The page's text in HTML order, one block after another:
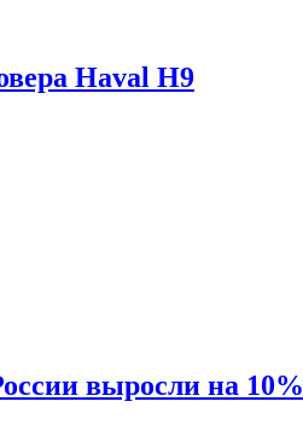
Haval H9
выросли на 10%